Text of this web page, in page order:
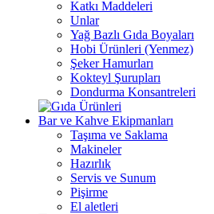
Katkı Maddeleri
Unlar
Yağ Bazlı Gıda Boyaları
Hobi Ürünleri (Yenmez)
Şeker Hamurları
Kokteyl Şurupları
Dondurma Konsantreleri
Bar ve Kahve Ekipmanları
Taşıma ve Saklama
Makineler
Hazırlık
Servis ve Sunum
Pişirme
El aletleri